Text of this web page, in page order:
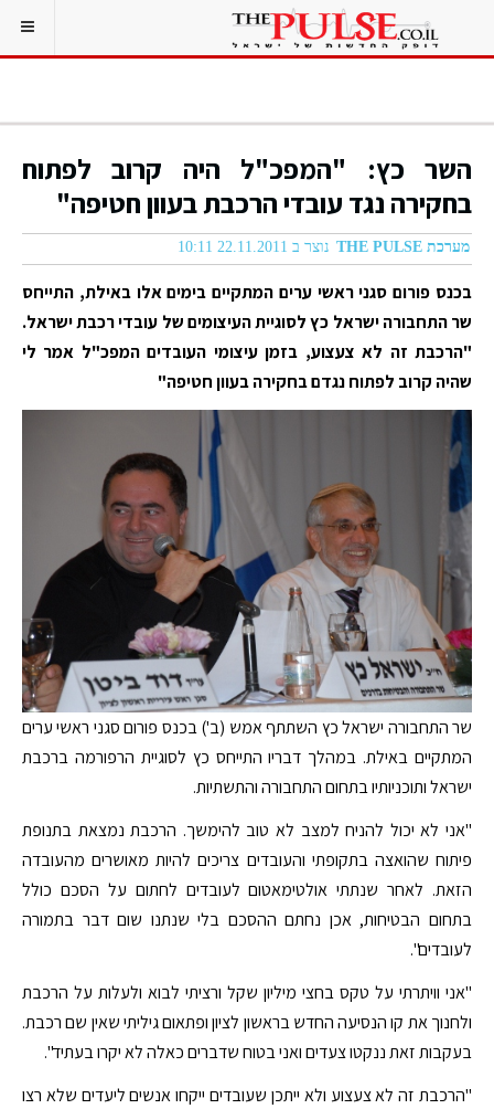
השר כץ: "המפכ"ל היה קרוב לפתוח
בחקירה נגד עובדי הרכבת בעוון חטיפה"
מערכת THE PULSE נוצר ב 22.11.2011 10:11
בכנס פורום סגני ראשי ערים המתקיים בימים אלו באילת, התייחס
שר התחבורה ישראל כץ לסוגיית העיצומים של עובדי רכבת ישראל.
"הרכבת זה לא צעצוע, בזמן עיצומי העובדים המפכ"ל אמר לי
שהיה קרוב לפתוח נגדם בחקירה בעוון חטיפה"
שר התחבורה ישראל כץ השתתף אמש (ב') בכנס פורום סגני ראשי ערים
המתקיים באילת. במהלך דבריו התייחס כץ לסוגיית הרפורמה ברכבת
ישראל ותוכניותיו בתחום התחבורה והתשתיות.
"אני לא יכול להניח למצב לא טוב להימשך. הרכבת נמצאת בתנופת
פיתוח שהואצה בתקופתי והעובדים צריכים להיות מאושרים מהעובדה
הזאת. לאחר שנתתי אולטימאטום לעובדים לחתום על הסכם כולל
בתחום הבטיחות, אכן נחתם ההסכם בלי שנתנו שום דבר בתמורה
לעובדים".
"אני וויתרתי על טקס בחצי מיליון שקל ורציתי לבוא ולעלות על הרכבת
ולחנוך את קו הנסיעה החדש בראשון לציון ופתאום גיליתי שאין שם רכבת.
בעקבות זאת ננקטו צעדים ואני בטוח שדברים כאלה לא יקרו בעתיד".
"הרכבת זה לא צעצוע ולא ייתכן שעובדים ייקחו אנשים ליעדים שלא רצו